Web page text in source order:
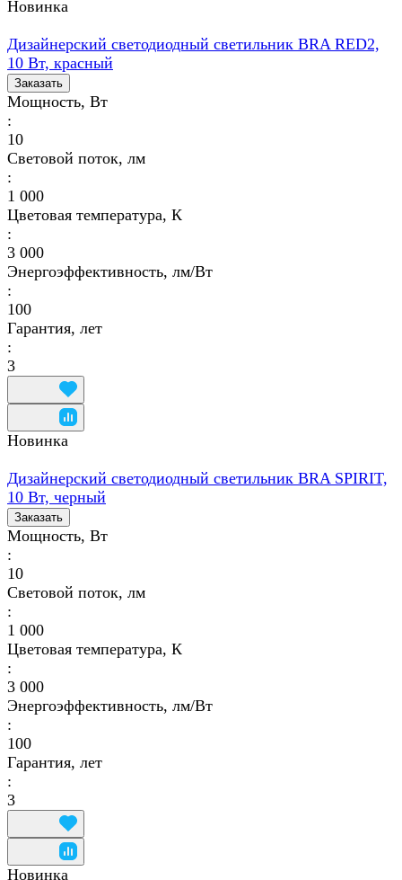
Новинка
Дизайнерский светодиодный светильник BRA RED2,
10 Вт, красный
Заказать
Мощность, Вт
:
10
Световой поток, лм
:
1 000
Цветовая температура, К
:
3 000
Энергоэффективность, лм/Вт
:
100
Гарантия, лет
:
3
Новинка
Дизайнерский светодиодный светильник BRA SPIRIT,
10 Вт, черный
Заказать
Мощность, Вт
:
10
Световой поток, лм
:
1 000
Цветовая температура, К
:
3 000
Энергоэффективность, лм/Вт
:
100
Гарантия, лет
:
3
Новинка